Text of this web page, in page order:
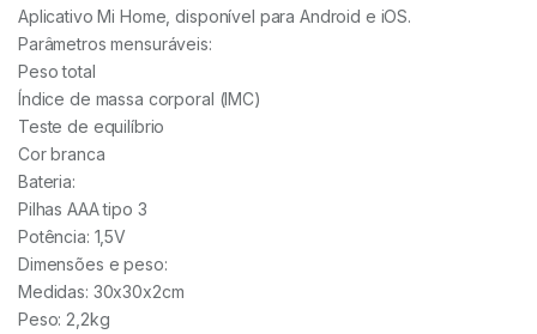
Aplicativo Mi Home, disponível para Android e iOS.
Parâmetros mensuráveis:
Peso total
Índice de massa corporal (IMC)
Teste de equilíbrio
Cor branca
Bateria:
Pilhas AAA tipo 3
Potência: 1,5V
Dimensões e peso:
Medidas: 30x30x2cm
Peso: 2,2kg